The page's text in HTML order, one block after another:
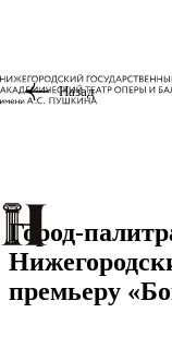
Назад
Город-
премьеру